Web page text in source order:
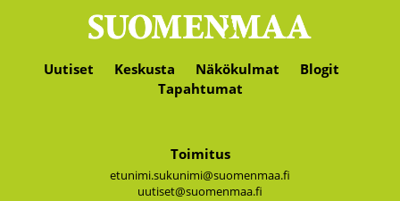
Uutiset Keskusta Näkökulmat
Blogit
Tapahtumat
Toimitus
etunimi.sukunimi@suomenmaa.fi
uutiset@suomenmaa.fi